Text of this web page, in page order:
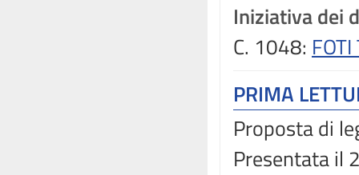
Iniziativa dei
C. 1048:
PRIMA
Proposta di
Presentata il